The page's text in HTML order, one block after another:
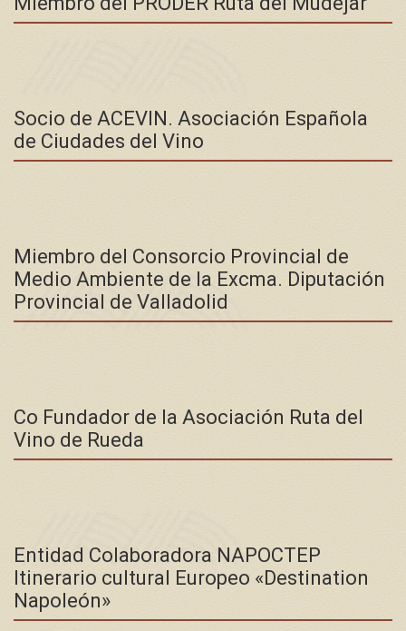
Socio de ACEVIN. Asociación Española
de Ciudades del Vino
Miembro del Consorcio Provincial de
Medio Ambiente de la Excma. Diputación
Provincial de Valladolid
Co Fundador de la Asociación Ruta del
Vino de Rueda
Entidad Colaboradora NAPOCTEP
Itinerario cultural Europeo «Destination
Napoleón»